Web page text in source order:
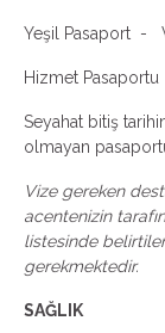
Yeşil Pasaport -
Hizmet
Seyahat bitiş
olmayan
Vize gereken
acentenizin
listesinde
gerekmektedir.
SAĞLIK